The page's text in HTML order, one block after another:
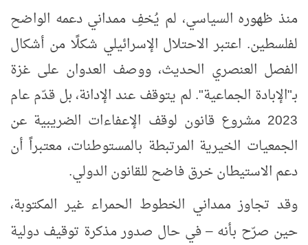
منذ ظهوره السياسي، لم يُخفِ ممداني دعمه الواضح
لفلسطين. اعتبر الاحتلال الإسرائيلي شكلًا من أشكال
الفصل العنصري الحديث، ووصف العدوان على غزة
بـ"الإبادة الجماعية".لم يتوقف عند الإدانة، بل قدّم عام
2023 مشروع قانون لوقف الإعفاءات الضريبية عن
الجمعيات الخيرية المرتبطة بالمستوطنات، معتبراً أن
دعم الاستيطان خرق فاضح للقانون الدولي.
وقد تجاوز ممداني الخطوط الحمراء غير المكتوبة،
حين صرّح بأنه – في حال صدور مذكرة توقيف دولية